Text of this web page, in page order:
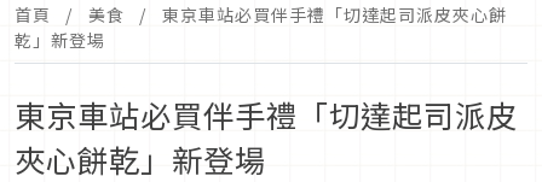
首頁 美食
東京車站必買伴手禮「切達起司派皮夾心餅
乾」新登場
東京車站必買伴手禮「切達起司派皮
夾心餅乾」新登場